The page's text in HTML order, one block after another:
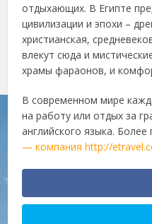
отдыхающих. В Египте
цивилизации и эпохи –
христианская,
влекут сюда и
храмы фараонов, и
В современном мире
на работу или отдых за
английского языка.
— компания http://